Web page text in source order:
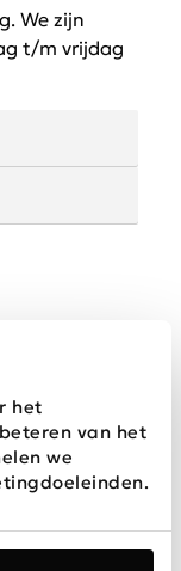
het
van het
we
We zijn
t/m vrijdag